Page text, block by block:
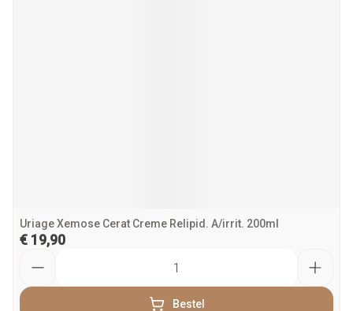
Uriage Xemose Cerat Creme Relipid. A/irrit. 200ml
€ 19,90
Bestel